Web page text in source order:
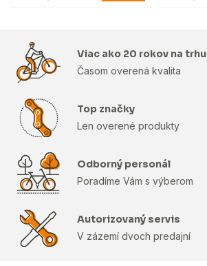
Viac ako 20 rokov na trhu
Časom overená kvalita
Top značky
Len overené produkty
Odborný personál
Poradíme Vám s výberom
Autorizovaný servis
V zázemí dvoch predajní